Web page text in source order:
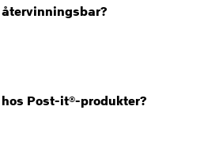
Post-it®-produkter?